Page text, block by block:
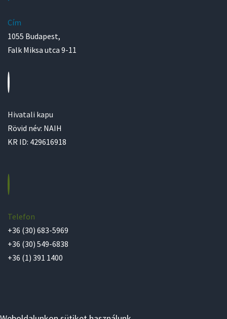
Cím
1055 Budapest,
Falk Miksa utca 9-11
Hivatali kapu
Rövid név: NAIH
KR ID: 429616918
Telefon
+36 (30) 683-5969
+36 (30) 549-6838
+36 (1) 391 1400